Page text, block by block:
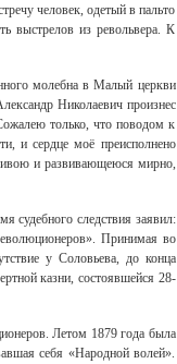
человек, одетый в пальто
выстрелов из револьвера. К
молебна в Малый церкви
Николаевич произнес
только, что поводом к
и сердце моё преисполнено
и развивающеюся мирно,
судебного следствия заявил:
Принимая во
у Соловьева, до конца
казни, состоявшейся 28-
Летом 1879 года была
себя «Народной волей».